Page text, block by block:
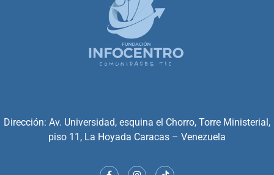
Dirección: Av. Universidad, esquina el Chorro, Torre Ministerial,
piso 11, La Hoyada Caracas – Venezuela